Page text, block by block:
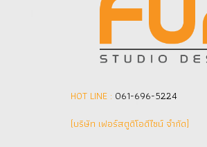
HOT LINE : 061-696-5224
(บริษัท เฟอร์สตูดิโอดีไซน์ จำกัด]